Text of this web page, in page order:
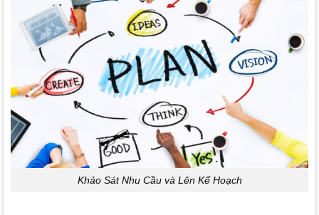
Khảo Sát Nhu Cầu và Lên Kế Hoạch